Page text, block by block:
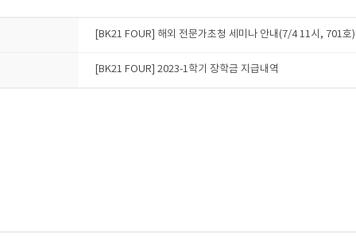
[BK21 FOUR] 해외 전문가초청 세미나 안내(7/4 11시, 701호)
[BK21 FOUR] 2023-1학기 장학금 지급내역